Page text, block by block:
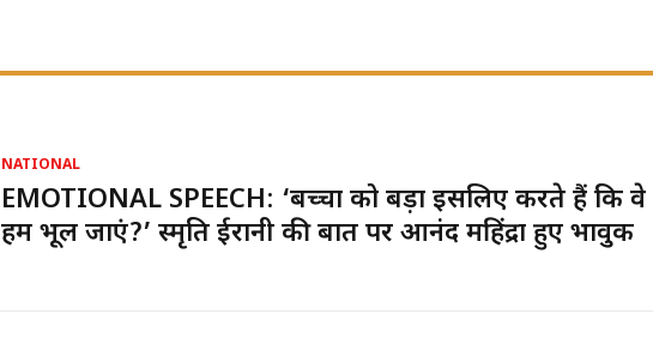
NATIONAL
EMOTIONAL SPEECH: ‘बच्चों को बड़ा इसलिए करते हैं कि वे
हमें भूल जाएं?’ स्मृति ईरानी की बात पर आनंद महिंद्रा हुए भावुक